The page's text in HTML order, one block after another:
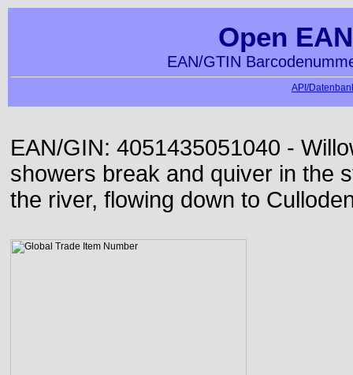
Open
EAN/GTIN
API/
EAN/GIN: 4051435051040 -
showers break and quiver in the
the river, flowing down to